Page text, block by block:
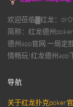
欢迎莅临▓红龙：
简称：红龙德州
德州app官网,一局定
情畅玩!红龙德州app
导航
关于红龙扑克poker